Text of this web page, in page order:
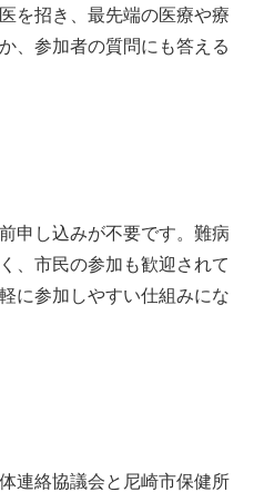
を招き、最先端の医療や療
、参加者の質問にも答える
申し込みが不要です。難病
、市民の参加も歓迎されて
に参加しやすい仕組みにな
連絡協議会と尼崎市保健所